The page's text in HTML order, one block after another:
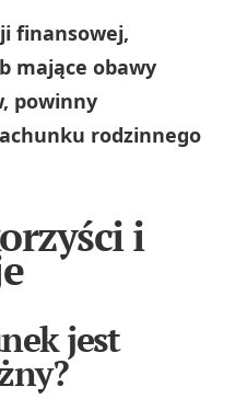
finansowej,
mające obawy
powinny
rodzinnego
i
jest